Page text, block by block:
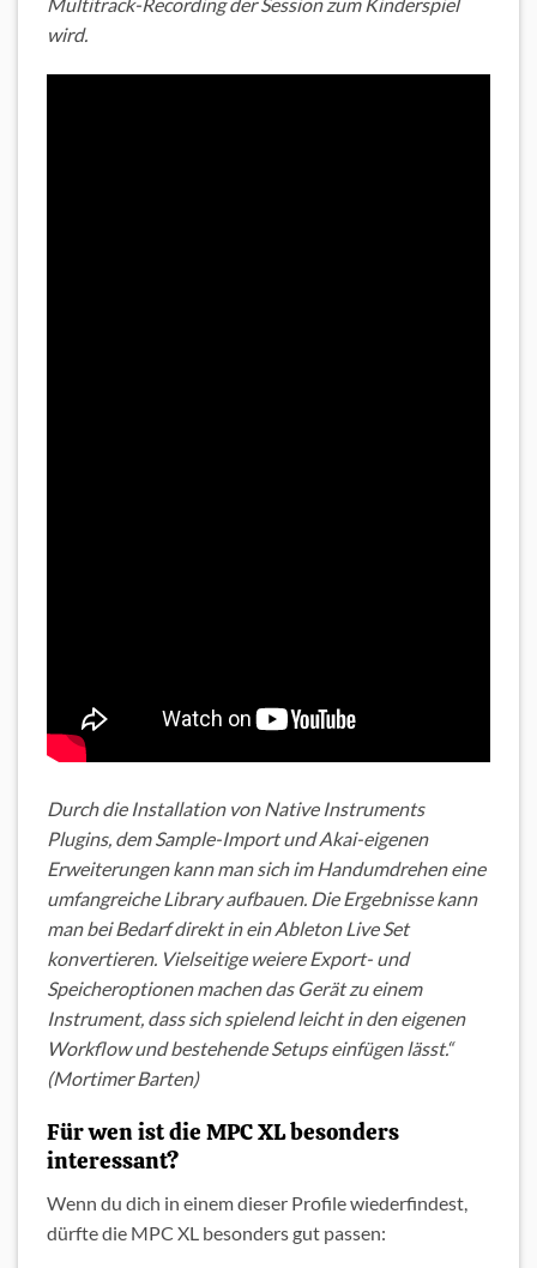
wird.
Durch die Installation von Native Instruments
Plugins, dem Sample-Import und Akai-eigenen
Erweiterungen kann man sich im Handumdrehen eine
umfangreiche Library aufbauen. Die Ergebnisse kann
man bei Bedarf direkt in ein Ableton Live Set
konvertieren. Vielseitige weiere Export- und
Speicheroptionen machen das Gerät zu einem
Instrument, dass sich spielend leicht in den eigenen
Workflow und bestehende Setups einfügen lässt.“
(Mortimer Barten)
Für wen ist die MPC XL besonders
interessant?
Wenn du dich in einem dieser Profile wiederfindest,
dürfte die MPC XL besonders gut passen: